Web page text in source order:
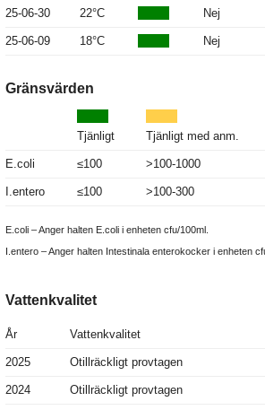
25-06-30 22°C Nej
25-06-09 18°C Nej
Gränsvärden
Tjänligt Tjänligt med anm.
E.coli ≤100 >100-1000
I.entero ≤100 >100-300
E.coli – Anger halten E.coli i enheten cfu/100ml.
I.entero – Anger halten Intestinala enterokocker i enheten
Vattenkvalitet
År Vattenkvalitet
2025 Otillräckligt provtagen
2024 Otillräckligt provtagen